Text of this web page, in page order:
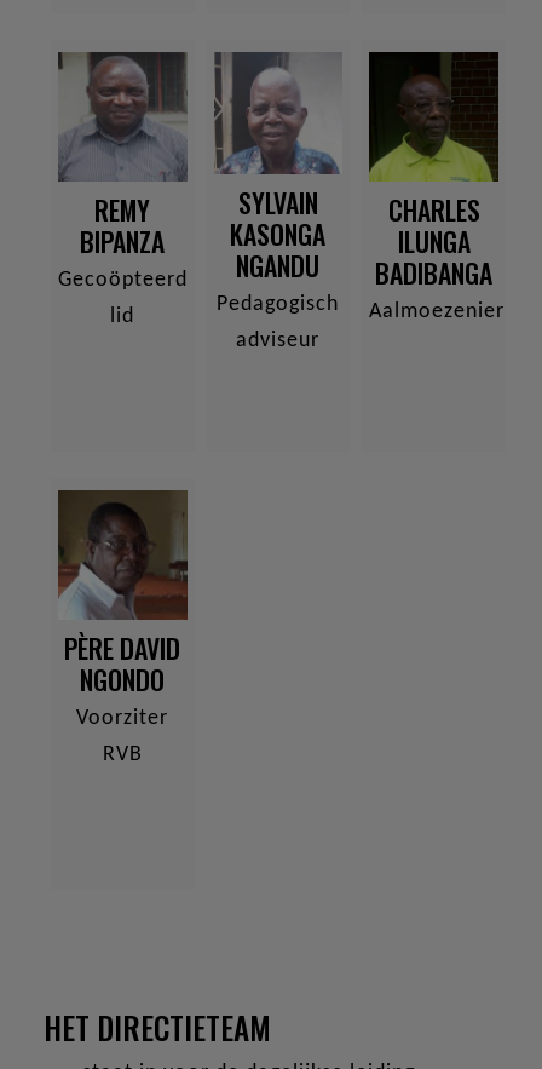
REMY
BIPANZA
Gecoöpteerd
lid
SYLVAIN
KASONGA
NGANDU
Pedagogisch
adviseur
CHARLES
ILUNGA
BADIBANGA
Aalmoezenier
PÈRE DAVID
NGONDO
Voorziter
RVB
HET DIRECTIETEAM